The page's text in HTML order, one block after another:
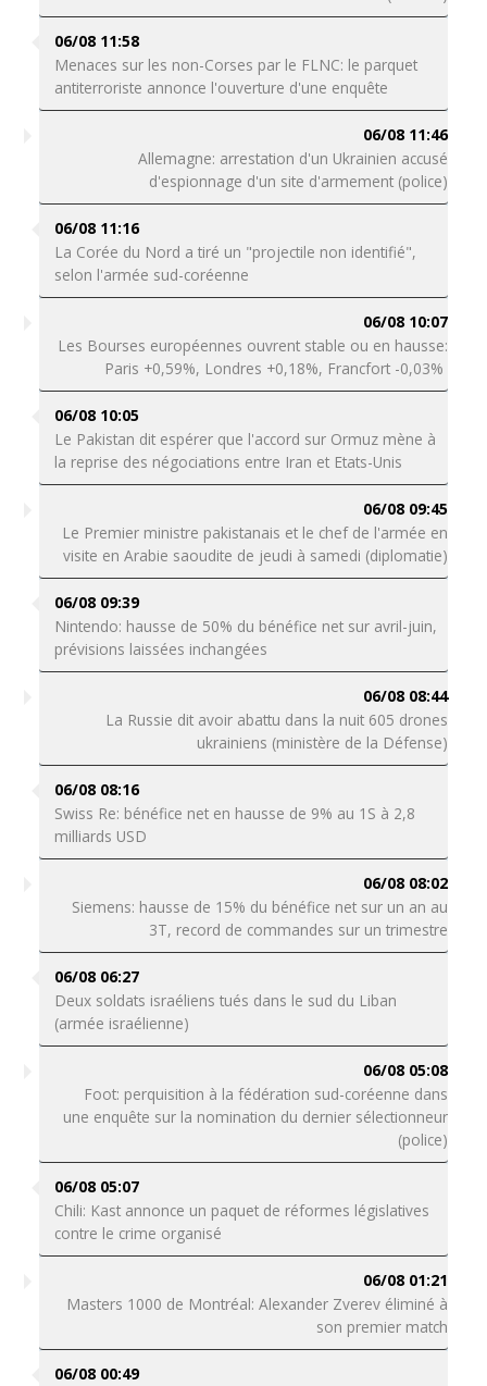
06/08 11:58
Menaces sur les non-Corses par le FLNC: le parquet
antiterroriste annonce l'ouverture d'une enquête
06/08 11:46
Allemagne: arrestation d'un Ukrainien accusé
d'espionnage d'un site d'armement (police)
06/08 11:16
La Corée du Nord a tiré un "projectile non identifié",
selon l'armée sud-coréenne
06/08 10:07
Les Bourses européennes ouvrent stable ou en hausse:
Paris +0,59%, Londres +0,18%, Francfort -0,03%
06/08 10:05
Le Pakistan dit espérer que l'accord sur Ormuz mène à
la reprise des négociations entre Iran et Etats-Unis
06/08 09:45
Le Premier ministre pakistanais et le chef de l'armée en
visite en Arabie saoudite de jeudi à samedi (diplomatie)
06/08 09:39
Nintendo: hausse de 50% du bénéfice net sur avril-juin,
prévisions laissées inchangées
06/08 08:44
La Russie dit avoir abattu dans la nuit 605 drones
ukrainiens (ministère de la Défense)
06/08 08:16
Swiss Re: bénéfice net en hausse de 9% au 1S à 2,8
milliards USD
06/08 08:02
Siemens: hausse de 15% du bénéfice net sur un an au
3T, record de commandes sur un trimestre
06/08 06:27
Deux soldats israéliens tués dans le sud du Liban
(armée israélienne)
06/08 05:08
Foot: perquisition à la fédération sud-coréenne dans
une enquête sur la nomination du dernier sélectionneur
(police)
06/08 05:07
Chili: Kast annonce un paquet de réformes législatives
contre le crime organisé
06/08 01:21
Masters 1000 de Montréal: Alexander Zverev éliminé à
son premier match
06/08 00:49